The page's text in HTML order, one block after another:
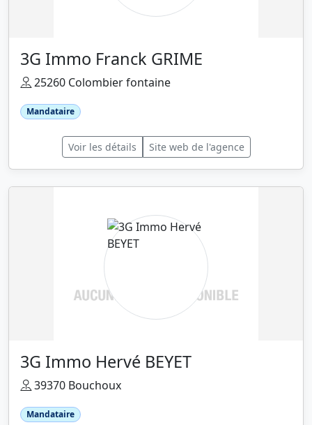
3G Immo Franck GRIME
25260 Colombier fontaine
Mandataire
Voir les détails Site web de l'agence
3G Immo Hervé BEYET
39370 Bouchoux
Mandataire